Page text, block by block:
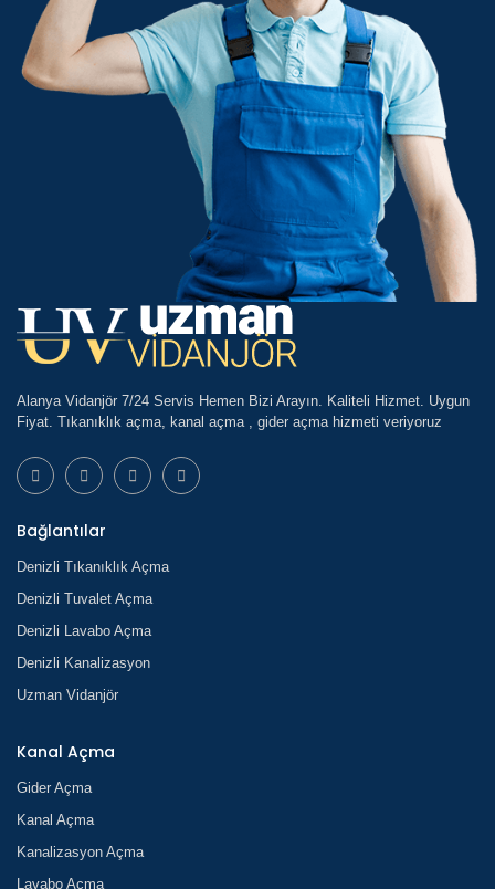
Alanya Vidanjör 7/24 Servis Hemen Bizi Arayın. Kaliteli Hizmet. Uygun
Fiyat. Tıkanıklık açma, kanal açma , gider açma hizmeti veriyoruz
Bağlantılar
Denizli Tıkanıklık Açma
Denizli Tuvalet Açma
Denizli Lavabo Açma
Denizli Kanalizasyon
Uzman Vidanjör
Kanal Açma
Gider Açma
Kanal Açma
Kanalizasyon Açma
Lavabo Açma